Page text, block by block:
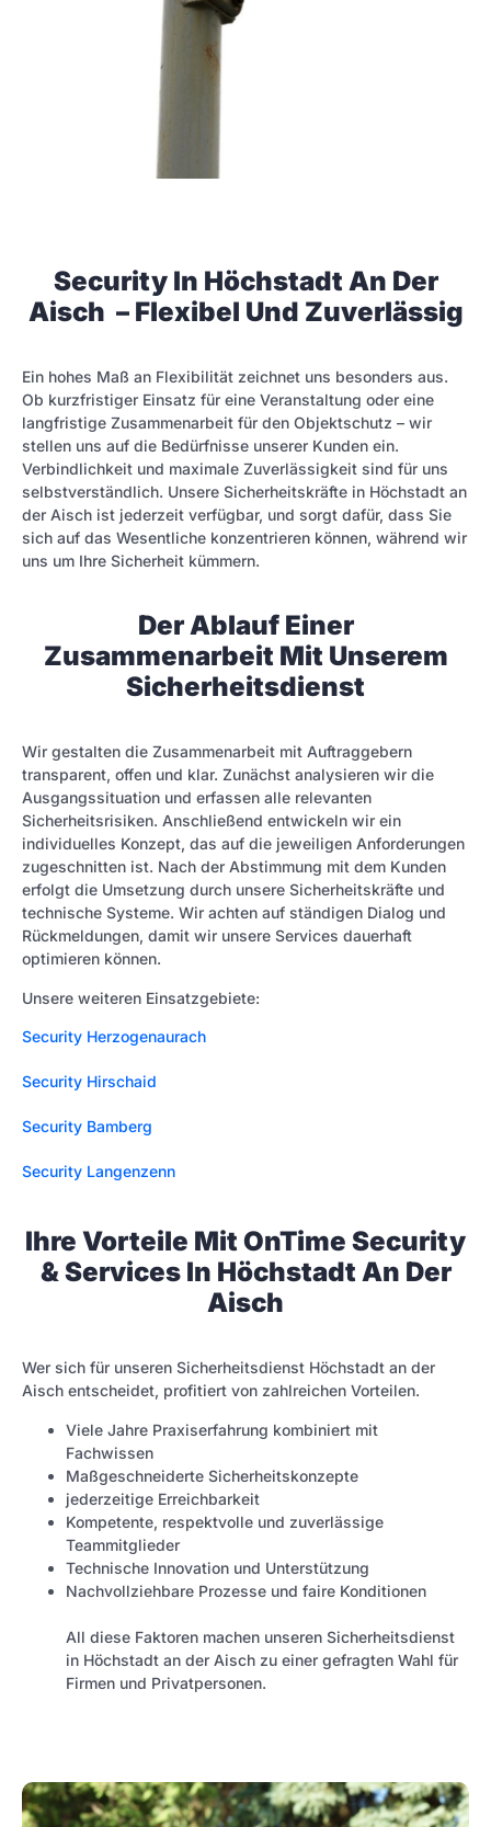
Security In Höchstadt An Der
Aisch – Flexibel Und Zuverlässig
Ein hohes Maß an Flexibilität zeichnet uns besonders aus.
Ob kurzfristiger Einsatz für eine Veranstaltung oder eine
langfristige Zusammenarbeit für den Objektschutz – wir
stellen uns auf die Bedürfnisse unserer Kunden ein.
Verbindlichkeit und maximale Zuverlässigkeit sind für uns
selbstverständlich. Unsere Sicherheitskräfte in Höchstadt an
der Aisch ist jederzeit verfügbar, und sorgt dafür, dass Sie
sich auf das Wesentliche konzentrieren können, während wir
uns um Ihre Sicherheit kümmern.
Der Ablauf Einer
Zusammenarbeit Mit Unserem
Sicherheitsdienst
Wir gestalten die Zusammenarbeit mit Auftraggebern
transparent, offen und klar. Zunächst analysieren wir die
Ausgangssituation und erfassen alle relevanten
Sicherheitsrisiken. Anschließend entwickeln wir ein
individuelles Konzept, das auf die jeweiligen Anforderungen
zugeschnitten ist. Nach der Abstimmung mit dem Kunden
erfolgt die Umsetzung durch unsere Sicherheitskräfte und
technische Systeme. Wir achten auf ständigen Dialog und
Rückmeldungen, damit wir unsere Services dauerhaft
optimieren können.
Unsere weiteren Einsatzgebiete:
Security Herzogenaurach
Security Hirschaid
Security Bamberg
Security Langenzenn
Ihre Vorteile Mit OnTime Security
& Services In Höchstadt An Der
Aisch
Wer sich für unseren Sicherheitsdienst Höchstadt an der
Aisch entscheidet, profitiert von zahlreichen Vorteilen.
Viele Jahre Praxiserfahrung kombiniert mit
Fachwissen
Maßgeschneiderte Sicherheitskonzepte
jederzeitige Erreichbarkeit
Kompetente, respektvolle und zuverlässige
Teammitglieder
Technische Innovation und Unterstützung
Nachvollziehbare Prozesse und faire Konditionen
All diese Faktoren machen unseren Sicherheitsdienst
in Höchstadt an der Aisch zu einer gefragten Wahl für
Firmen und Privatpersonen.